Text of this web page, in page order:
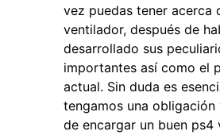
vez puedas tener acerca
ventilador, después de
desarrollado sus
importantes así como el
actual. Sin duda es
tengamos una obligación
de encargar un buen ps4